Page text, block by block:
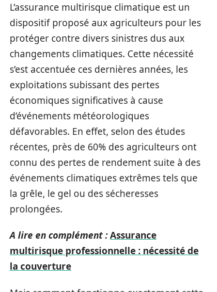
L’assurance multirisque climatique est un
dispositif proposé aux agriculteurs pour les
protéger contre divers sinistres dus aux
changements climatiques. Cette nécessité
s’est accentuée ces dernières années, les
exploitations subissant des pertes
économiques significatives à cause
d’événements météorologiques
défavorables. En effet, selon des études
récentes, près de 60% des agriculteurs ont
connu des pertes de rendement suite à des
événements climatiques extrêmes tels que
la grêle, le gel ou des sécheresses
prolongées.
A lire en complément :Assurance
multirisque professionnelle : nécessité de
la couverture